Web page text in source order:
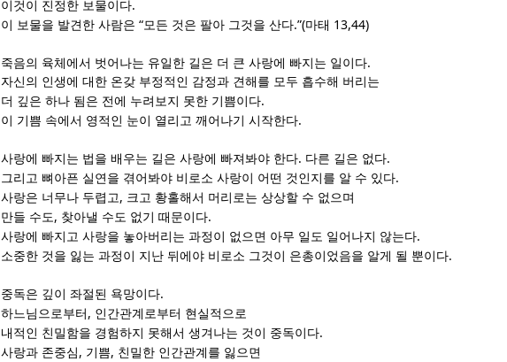
이것이 진정한 보물이다.
이 보물을 발견한 사람은 “모든 것은 팔아 그것을 산다.”(마태 13,44)
죽음의 육체에서 벗어나는 유일한 길은 더 큰 사랑에 빠지는 일이다.
자신의 인생에 대한 온갖 부정적인 감정과 견해를 모두 흡수해 버리는
더 깊은 하나 됨은 전에 누려보지 못한 기쁨이다.
이 기쁨 속에서 영적인 눈이 열리고 깨어나기 시작한다.
사랑에 빠지는 법을 배우는 길은 사랑에 빠져봐야 한다. 다른 길은 없다.
그리고 뼈아픈 실연을 겪어봐야 비로소 사랑이 어떤 것인지를 알 수 있다.
사랑은 너무나 두렵고, 크고 황홀해서 머리로는 상상할 수 없으며
만들 수도, 찾아낼 수도 없기 때문이다.
사랑에 빠지고 사랑을 놓아버리는 과정이 없으면 아무 일도 일어나지 않는다.
소중한 것을 잃는 과정이 지난 뒤에야 비로소 그것이 은총이었음을 알게 될 뿐이다.
중독은 깊이 좌절된 욕망이다.
하느님으로부터 , 인간관계로부터 현실적으로
내적인 친밀함을 경험하지 못해서 생겨나는 것이 중독이다.
사랑과 존중심 , 기쁨, 친밀한 인간관계를 잃으면